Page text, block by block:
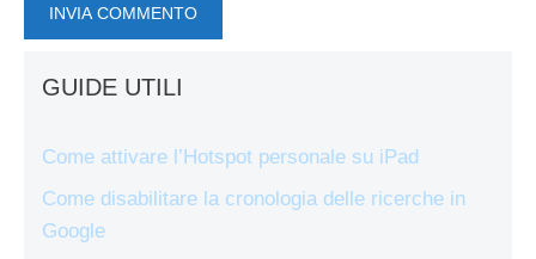
GUIDE UTILI
Come attivare l’Hotspot personale su iPad
Come disabilitare la cronologia delle ricerche in
Google